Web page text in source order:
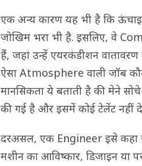
एक अन्य कारण यह भी है कि
जोखिम भरा भी है. इसलिए, वे
हैं, जहां उन्हें एयरकंडीशन
ऐसा Atmosphere वाली जॉब
मानसिकता ये बताती है की मेने
की गई है और इसमें कोई टेलेंट नहीं
दरअसल, एक Engineer इसे कहा
मशीन का आविष्कार, डिजाइन या